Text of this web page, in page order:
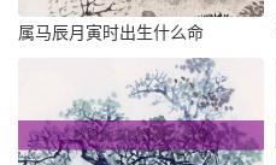
属马辰月寅时出生什么命